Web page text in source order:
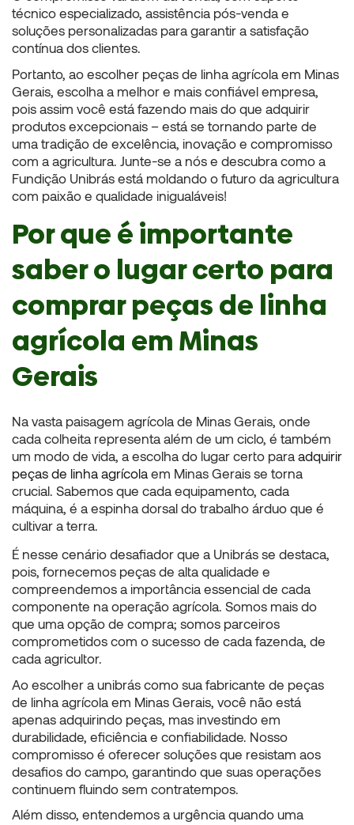
técnico especializado, assistência pós-venda e
soluções personalizadas para garantir a satisfação
contínua dos clientes.
Portanto, ao escolher peças de linha agrícola em Minas
Gerais, escolha a melhor e mais confiável empresa,
pois assim você está fazendo mais do que adquirir
produtos excepcionais – está se tornando parte de
uma tradição de excelência, inovação e compromisso
com a agricultura. Junte-se a nós e descubra como a
Fundição Unibrás está moldando o futuro da agricultura
com paixão e qualidade inigualáveis!
Por que é importante
saber o lugar certo para
comprar peças de linha
agrícola em Minas
Gerais
Na vasta paisagem agrícola de Minas Gerais, onde
cada colheita representa além de um ciclo, é também
um modo de vida, a escolha do lugar certo para adquirir
peças de linha agrícola em Minas Gerais se torna
crucial. Sabemos que cada equipamento, cada
máquina, é a espinha dorsal do trabalho árduo que é
cultivar a terra.
É nesse cenário desafiador que a Unibrás se destaca,
pois, fornecemos peças de alta qualidade e
compreendemos a importância essencial de cada
componente na operação agrícola. Somos mais do
que uma opção de compra; somos parceiros
comprometidos com o sucesso de cada fazenda, de
cada agricultor.
Ao escolher a unibrás como sua fabricante de peças
de linha agrícola em Minas Gerais , você não está
apenas adquirindo peças, mas investindo em
durabilidade, eficiência e confiabilidade. Nosso
compromisso é oferecer soluções que resistam aos
desafios do campo, garantindo que suas operações
continuem fluindo sem contratempos.
Além disso, entendemos a urgência quando uma